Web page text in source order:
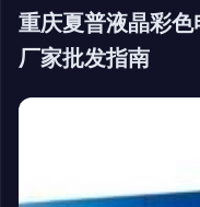
重庆夏普液晶彩
厂家批发指南